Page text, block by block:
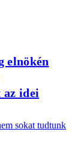
elnökén
az idei
sokat tudtunk